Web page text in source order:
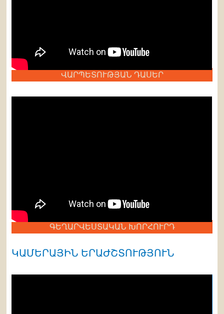
ՎԱՐՊԵՏՈՒԹՅԱՆ ԴԱՍԵՐ
ԳԵՂԱՐՎԵՍՏԱԿԱՆ ԽՈՐՀՈՒՐԴ
ԿԱՄԵՐԱՅԻՆ ԵՐԱԺՇՏՈՒԹՅՈՒՆ